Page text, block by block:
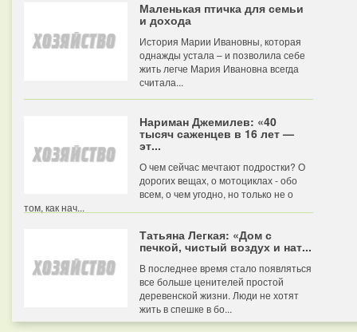
Маленькая птичка для семьи
и дохода
История Марии Ивановны, которая
однажды устала – и позволила себе
жить легче Мария Ивановна всегда
считала...
Нариман Джемилев: «40
тысяч саженцев в 16 лет —
эт...
О чем сейчас мечтают подростки? О
дорогих вещах, о мотоциклах - обо
всем, о чем угодно, но только не о
том, как нач...
Татьяна Легкая: «Дом с
печкой, чистый воздух и нат...
В последнее время стало появляться
все больше ценителей простой
деревенской жизни. Люди не хотят
жить в спешке в бо...